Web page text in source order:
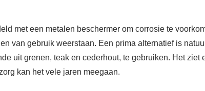
met een metalen beschermer om corrosie te
van gebruik weerstaan. Een prima alternatief is
uit grenen, teak en cederhout, te gebruiken. Het ziet
kan het vele jaren meegaan.